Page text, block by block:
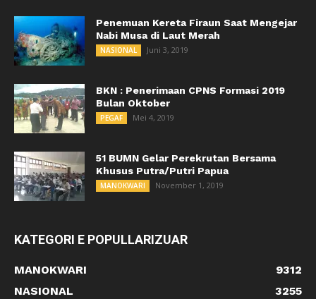
Penemuan Kereta Firaun Saat Mengejar
Nabi Musa di Laut Merah
NASIONAL Juni 3, 2019
BKN : Penerimaan CPNS Formasi 2019
Bulan Oktober
PEGAF Mei 4, 2019
51 BUMN Gelar Perekrutan Bersama
Khusus Putra/Putri Papua
MANOKWARI November 1, 2019
KATEGORI E POPULLARIZUAR
MANOKWARI
9312
NASIONAL
3255